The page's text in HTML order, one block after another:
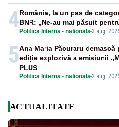
4 Politica Interna - nationala-3 aug.
România, la un pas de
BNR: „Ne-au mai păsuit
5
Politica Interna - nationala-2 aug.
Ana Maria Păcuraru
ediție explozivă a emisiunii
PLUS
ACTUALITATE